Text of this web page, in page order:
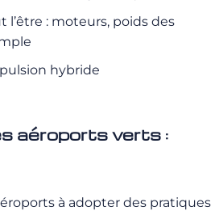
l’être : moteurs, poids des
hybride
aéroports verts :
à adopter des pratiques